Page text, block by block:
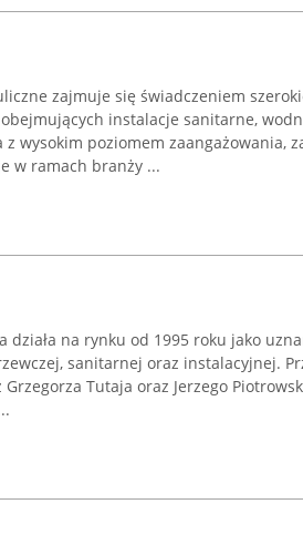
zajmuje się świadczeniem
instalacje sanitarne,
z wysokim poziomem zaangażowania,
w ramach branży ...
działa na rynku od 1995 roku jako
sanitarnej oraz instalacyjnej.
Grzegorza Tutaja oraz Jerzego